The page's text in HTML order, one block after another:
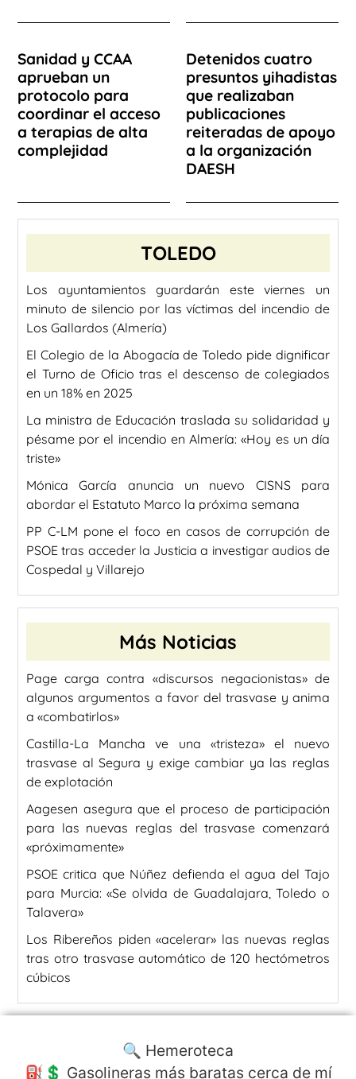
Sanidad y CCAA
aprueban un
protocolo para
coordinar el acceso
a terapias de alta
complejidad
Detenidos cuatro
presuntos yihadistas
que realizaban
publicaciones
reiteradas de apoyo
a la organización
DAESH
TOLEDO
Los ayuntamientos guardarán este viernes un
minuto de silencio por las víctimas del incendio de
Los Gallardos (Almería)
El Colegio de la Abogacía de Toledo pide dignificar
el Turno de Oficio tras el descenso de colegiados
en un 18% en 2025
La ministra de Educación traslada su solidaridad y
pésame por el incendio en Almería: «Hoy es un día
triste»
Mónica García anuncia un nuevo CISNS para
abordar el Estatuto Marco la próxima semana
PP C-LM pone el foco en casos de corrupción de
PSOE tras acceder la Justicia a investigar audios de
Cospedal y Villarejo
Más Noticias
Page carga contra «discursos negacionistas» de
algunos argumentos a favor del trasvase y anima
a «combatirlos»
Castilla-La Mancha ve una «tristeza» el nuevo
trasvase al Segura y exige cambiar ya las reglas
de explotación
Aagesen asegura que el proceso de participación
para las nuevas reglas del trasvase comenzará
«próximamente»
PSOE critica que Núñez defienda el agua del Tajo
para Murcia: «Se olvida de Guadalajara, Toledo o
Talavera»
Los Ribereños piden «acelerar» las nuevas reglas
tras otro trasvase automático de 120 hectómetros
cúbicos
🔍 Hemeroteca
⛽️💲 Gasolineras más baratas cerca de mí